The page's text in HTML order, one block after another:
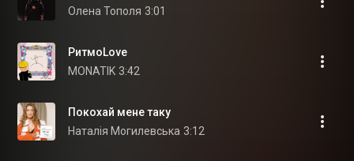
Олена Тополя 3:01
РитмоLove
MONATIK 3:42
Покохай мене таку
Наталія Могилевська 3:12